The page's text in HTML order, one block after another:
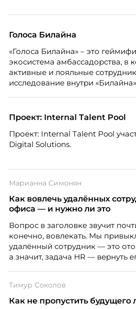
Голоса Билайна
«Голоса Билайна» – это
экосистема амбассадорства, в
активные и лояльные
исследование внутри
благодарности и публичного
Проект: Internal Talent Pool
Проект: Internal Talent Pool
Digital Solutions.
Марианна Симонян
Как вовлечь удалённых
офиса — и нужно ли это
Вопрос в заголовке звучит
конечно, вовлекать. Мы
удалённый сотрудник — это
а значит, задача HR — вернуть
вовлечения, стоит
факте: данные говорят ровно
Тимур Соколов
Как не пропустить будущего